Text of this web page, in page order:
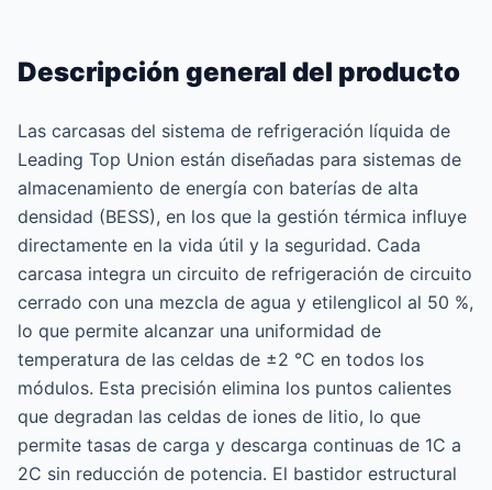
Descripción general del producto
Las carcasas del sistema de refrigeración líquida de
Leading Top Union están diseñadas para sistemas de
almacenamiento de energía con baterías de alta
densidad (BESS), en los que la gestión térmica influye
directamente en la vida útil y la seguridad. Cada
carcasa integra un circuito de refrigeración de circuito
cerrado con una mezcla de agua y etilenglicol al 50 %,
lo que permite alcanzar una uniformidad de
temperatura de las celdas de ±2 °C en todos los
módulos. Esta precisión elimina los puntos calientes
que degradan las celdas de iones de litio, lo que
permite tasas de carga y descarga continuas de 1C a
2C sin reducción de potencia. El bastidor estructural